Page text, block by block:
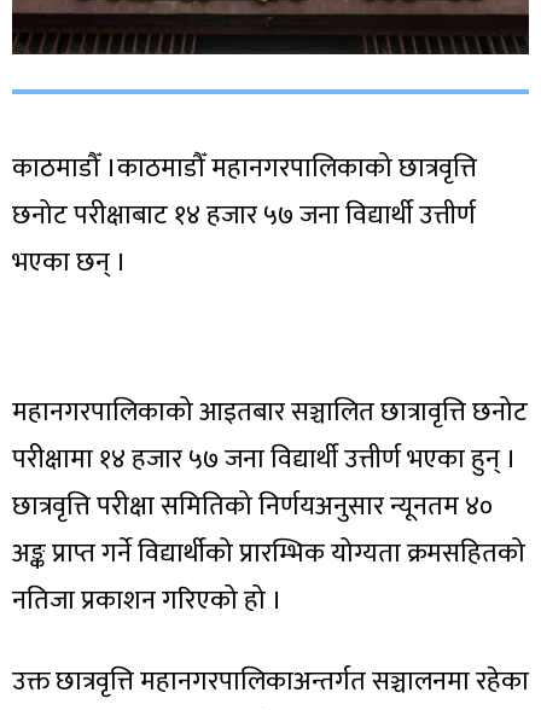
काठमाडौँ ।काठमाडौँ महानगरपालिकाको छात्रवृत्ति
छनोट परीक्षाबाट १४ हजार ५७ जना विद्यार्थी उत्तीर्ण
भएका छन् ।
महानगरपालिकाको आइतबार सञ्चालित छात्रावृत्ति छनोट
परीक्षामा १४ हजार ५७ जना विद्यार्थी उत्तीर्ण भएका हुन् ।
छात्रवृत्ति परीक्षा समितिको निर्णयअनुसार न्यूनतम ४०
अङ्क प्राप्त गर्ने विद्यार्थीको प्रारम्भिक योग्यता क्रमसहितको
नतिजा प्रकाशन गरिएको हो ।
उक्त छात्रवृत्ति महानगरपालिकाअन्तर्गत सञ्चालनमा रहेका